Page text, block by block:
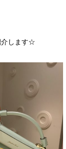
介します☆